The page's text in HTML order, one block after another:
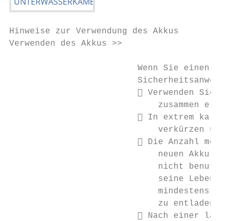
Hinweise zur Verwendung des Akkus
Verwenden des Akkus >>
Wenn Sie einen
 Verwenden Sie
zusammen
 In extrem
verkürzen
 Die Anzahl
neuen Akku
nicht
seine
mindestens
                             zu entladen.
 Nach einer